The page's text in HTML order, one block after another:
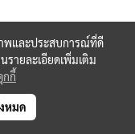
พและประสบการณ์ที่ดี
รายละเอียดเพิ่มเติม
กกี้
หมด